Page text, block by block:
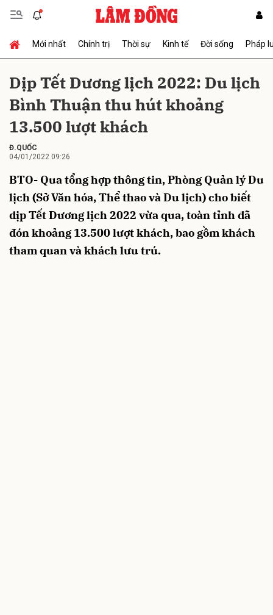
Mới nhất Chính trị Thời sự Kinh tế Đời sống Pháp
Dịp Tết Dương lịch 2022: Du lịch
Bình Thuận thu hút khoảng
13.500 lượt khách
Đ.QUỐC
04/01/2022 09:26
BTO- Qua tổng hợp thông tin, Phòng Quản lý Du
lịch (Sở Văn hóa, Thể thao và Du lịch) cho biết
dịp Tết Dương lịch 2022 vừa qua, toàn tỉnh đã
đón khoảng 13.500 lượt khách, bao gồm khách
tham quan và khách lưu trú.
Gửi bình luận
Hủy Gửi